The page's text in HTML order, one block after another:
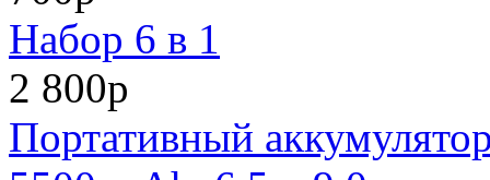
Набор 6 в 1
2 800р
Портативный